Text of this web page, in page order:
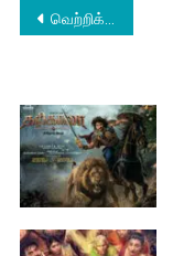
Post
வெற்றிக்கூட்டணியில் இணைந்தார் சிம்ரன்